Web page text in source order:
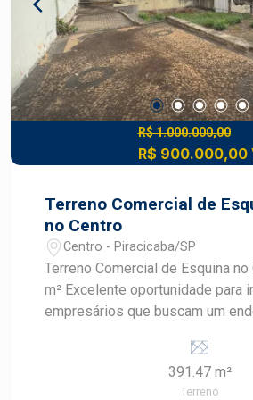
qualidade de vida, segurança e
Construa seu futuro com quem
desenvolvimento do mercado
Piracicaba. Agende sua visita.
R$ 1.000.000,00
R$ 900.000,00
Terreno Comercial de
no Centro
Centro - Piracicaba/SP
Terreno Comercial de Esquina
m² Excelente oportunidade para investidores e
empresários que buscam um
empreendimentos comerciais em
regiões mais movimentadas da
391.47 m²
Terreno